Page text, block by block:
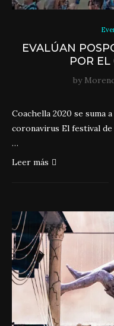
EVALÚAN
POR
by
Coachella 2020 se suma
coronavirus El festival de
…
Leer más